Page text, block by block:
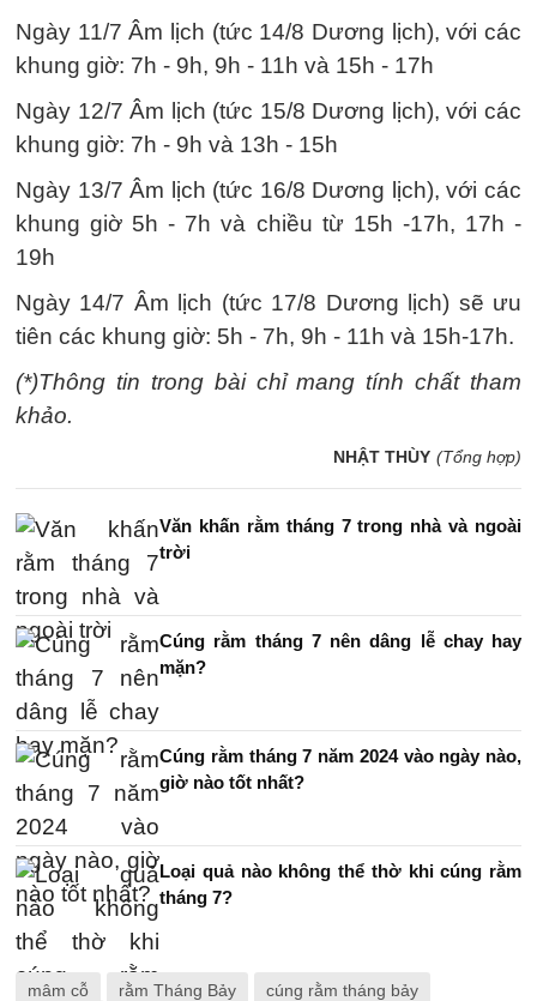
Ngày 11/7 Âm lịch (tức 14/8 Dương lịch), với các
khung giờ: 7h - 9h, 9h - 11h và 15h - 17h
Ngày 12/7 Âm lịch (tức 15/8 Dương lịch), với các
khung giờ: 7h - 9h và 13h - 15h
Ngày 13/7 Âm lịch (tức 16/8 Dương lịch), với các
khung giờ 5h - 7h và chiều từ 15h -17h, 17h -
19h
Ngày 14/7 Âm lịch (tức 17/8 Dương lịch) sẽ ưu
tiên các khung giờ: 5h - 7h, 9h - 11h và 15h-17h.
(*)Thông tin trong bài chỉ mang tính chất tham
khảo.
NHẬT THÙY (Tổng hợp)
Văn khấn rằm tháng 7 trong nhà và ngoài
trời
Cúng rằm tháng 7 nên dâng lễ chay hay
mặn?
Cúng rằm tháng 7 năm 2024 vào ngày nào,
giờ nào tốt nhất?
Loại quả nào không thể thờ khi cúng rằm
tháng 7?
mâm cỗ rằm Tháng Bảy cúng rằm tháng bảy